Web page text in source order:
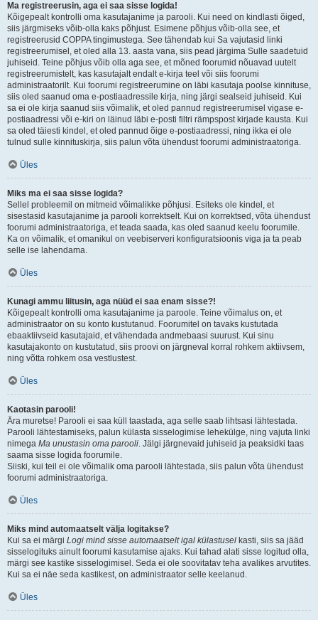
Ma registreerusin, aga ei saa sisse logida!
Kõigepealt kontrolli oma kasutajanime ja parooli. Kui need on kindlasti õiged,
siis järgmiseks võib-olla kaks põhjust. Esimene põhjus võib-olla see, et
registreerusid COPPA tingimustega. See tähendab kui Sa vajutasid linki
registreerumisel, et oled alla 13. aasta vana, siis pead järgima Sulle saadetuid
juhiseid. Teine põhjus võib olla aga see, et mõned foorumid nõuavad uutelt
registreerumistelt, kas kasutajalt endalt e-kirja teel või siis foorumi
administraatorilt. Kui foorumi registreerumine on läbi kasutaja poolse kinnituse,
siis oled saanud oma e-postiaadressile kirja, ning järgi sealseid juhiseid. Kui
sa ei ole kirja saanud siis võimalik, et oled pannud registreerumisel vigase e-
postiaadressi või e-kiri on läinud läbi e-posti filtri rämpspost kirjade kausta. Kui
sa oled täiesti kindel, et oled pannud õige e-postiaadressi, ning ikka ei ole
tulnud sulle kinnituskirja, siis palun võta ühendust foorumi administraatoriga.
Üles
Miks ma ei saa sisse logida?
Sellel probleemil on mitmeid võimalikke põhjusi. Esiteks ole kindel, et
sisestasid kasutajanime ja parooli korrektselt. Kui on korrektsed, võta ühendust
foorumi administraatoriga, et teada saada, kas oled saanud keelu foorumile.
Ka on võimalik, et omanikul on veebiserveri konfiguratsioonis viga ja ta peab
selle ise lahendama.
Üles
Kunagi ammu liitusin, aga nüüd ei saa enam sisse?!
Kõigepealt kontrolli oma kasutajanime ja paroole. Teine võimalus on, et
administraator on su konto kustutanud. Foorumitel on tavaks kustutada
ebaaktiivseid kasutajaid, et vähendada andmebaasi suurust. Kui sinu
kasutajakonto on kustutatud, siis proovi on järgneval korral rohkem aktiivsem,
ning võtta rohkem osa vestlustest.
Üles
Kaotasin parooli!
Ära muretse! Parooli ei saa küll taastada, aga selle saab lihtsasi lähtestada.
Parooli lähtestamiseks, palun külasta sisselogimise lehekülge, ning vajuta linki
nimega Ma unustasin oma parooli. Jälgi järgnevaid juhiseid ja peaksidki taas
saama sisse logida foorumile.
Siiski, kui teil ei ole võimalik oma parooli lähtestada, siis palun võta ühendust
foorumi administraatoriga.
Üles
Miks mind automaatselt välja logitakse?
Kui sa ei märgi Logi mind sisse automaatselt igal külastusel kasti, siis sa jääd
sisselogituks ainult foorumi kasutamise ajaks. Kui tahad alati sisse logitud olla,
märgi see kastike sisselogimisel. Seda ei ole soovitatav teha avalikes arvutites.
Kui sa ei näe seda kastikest, on administraator selle keelanud.
Üles